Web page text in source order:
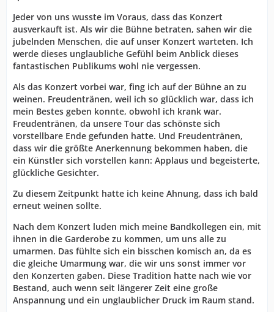
Jeder von uns wusste im Voraus, dass das Konzert
ausverkauft ist. Als wir die Bühne betraten, sahen wir die
jubelnden Menschen, die auf unser Konzert warteten. Ich
werde dieses unglaubliche Gefühl beim Anblick dieses
fantastischen Publikums wohl nie vergessen.
Als das Konzert vorbei war, fing ich auf der Bühne an zu
weinen. Freudentränen, weil ich so glücklich war, dass ich
mein Bestes geben konnte, obwohl ich krank war.
Freudentränen, da unsere Tour das schönste sich
vorstellbare Ende gefunden hatte. Und Freudentränen,
dass wir die größte Anerkennung bekommen haben, die
ein Künstler sich vorstellen kann: Applaus und begeisterte,
glückliche Gesichter.
Zu diesem Zeitpunkt hatte ich keine Ahnung, dass ich bald
erneut weinen sollte.
Nach dem Konzert luden mich meine Bandkollegen ein, mit
ihnen in die Garderobe zu kommen, um uns alle zu
umarmen. Das fühlte sich ein bisschen komisch an, da es
die gleiche Umarmung war, die wir uns sonst immer vor
den Konzerten gaben. Diese Tradition hatte nach wie vor
Bestand, auch wenn seit längerer Zeit eine große
Anspannung und ein unglaublicher Druck im Raum stand.